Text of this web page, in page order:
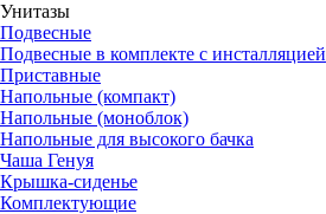
Унитазы
Подвесные
Подвесные в комплекте с инсталляцией
Приставные
Напольные (компакт)
Напольные (моноблок)
Напольные для высокого бачка
Чаша Генуя
Крышка-сиденье
Комплектующие